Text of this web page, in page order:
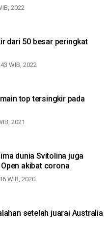
2022
dari 50 besar peringkat
WIB, 2022
top tersingkir pada
2021
dunia Svitolina juga
akibat corona
WIB, 2020
setelah juarai Australia